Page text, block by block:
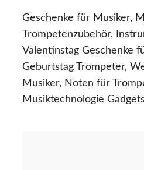
Geschenke für Musiker,
Trompetenzubehör,
Valentinstag Geschenke
Geburtstag Trompeter,
Musiker, Noten für
Musiktechnologie